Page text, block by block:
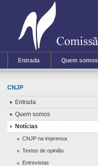
Entrada Quem somos
CNJP
Entrada
Quem somos
Notícias
CNJP na imprensa
Textos de opinião
Entrevistas